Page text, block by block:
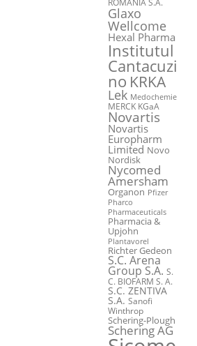
ROMANIA S.A.
Glaxo
Wellcome
Hexal Pharma
Institutul
Cantacuzi
no KRKA
Lek Medochemie
MERCK KGaA
Novartis
Novartis
Europharm
Limited Novo
Nordisk
Nycomed
Amersham
Organon Pfizer
Pharco
Pharmaceuticals
Pharmacia &
Upjohn
Plantavorel
Richter Gedeon
S.C. Arena
Group S.A. S.
C. BIOFARM S. A.
S.C. ZENTIVA
S.A. Sanofi
Winthrop
Schering-Plough
Schering AG